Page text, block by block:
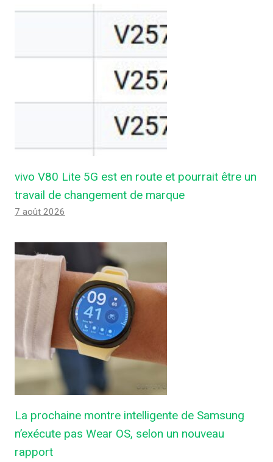
vivo V80 Lite 5G est en route et pourrait être un
travail de changement de marque
7 août 2026
La prochaine montre intelligente de Samsung
n’exécute pas Wear OS, selon un nouveau
rapport